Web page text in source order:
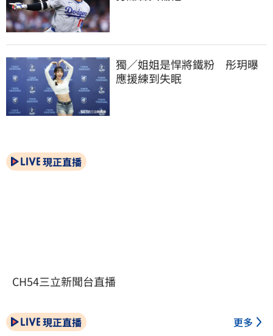
獨／姐姐是悍將鐵粉　彤玥曝
應援練到失眠
現正直播
CH54三立新聞台直播
現正直播 更多